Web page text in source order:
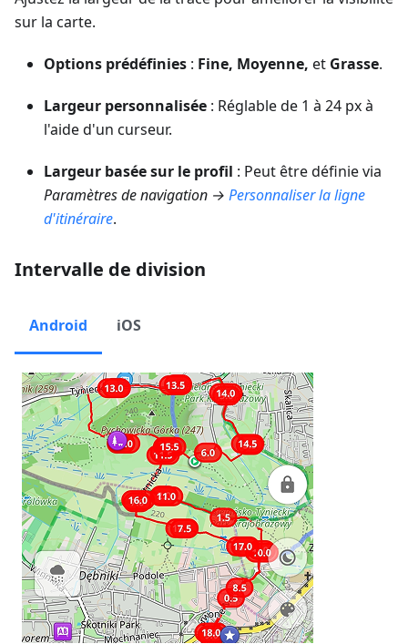
sur la carte.
Options prédéfinies : Fine, Moyenne, et Grasse.
Largeur personnalisée : Réglable de 1 à 24 px à
l'aide d'un curseur.
Largeur basée sur le profil : Peut être définie via
Paramètres de navigation → Personnaliser la ligne
d'itinéraire.
Intervalle de division
Android iOS